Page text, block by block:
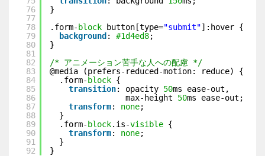
76
77
78
79
80
81
82
83
84
85
86
87
88
89
90
91
92
}
.form- block button[type="submit"]:hover {
background : #1d4ed8;
}
/* アニメーション苦手な人への配慮 */
@media (prefers-reduced-motion: reduce) {
.form- block {
transition: opacity 50ms ease-out,
max-height 50ms ease-out;
transform: none;
}
.form- block.is-visible {
transform: none;
}
}